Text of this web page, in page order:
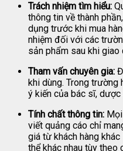
Trách nhiệm tìm hiểu:
thông tin về thành
dụng trước khi mua
nhiệm đối với các
sản phẩm sau khi giao
Tham vấn chuyên gia:
khi dùng. Trong trường
ý kiến của bác sĩ,
Tính chất thông tin:
viết quảng cáo chỉ
giá từ khách hàng
thể khác nhau tùy theo